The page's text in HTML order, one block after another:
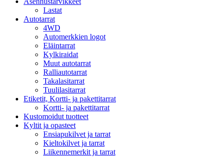
Lastat
Autotarrat
4WD
Automerkkien logot
Eläintarrat
Kylkiraidat
Muut autotarrat
Ralliautotarrat
Takalasitarrat
Tuulilasitarrat
Etiketit, Kortti- ja pakettitarrat
Kortti- ja pakettitarrat
Kustomoidut tuotteet
Kyltit ja opasteet
Ensiapukilvet ja tarrat
Kieltokilvet ja tarrat
Liikennemerkit ja tarrat